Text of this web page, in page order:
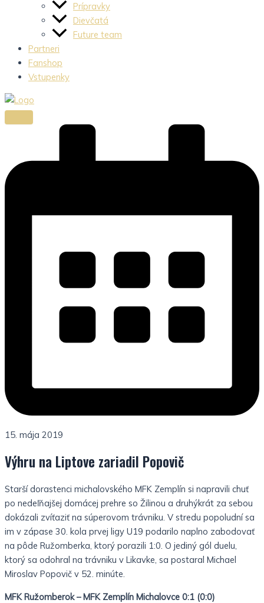
Prípravky
Dievčatá
Future team
Partneri
Fanshop
Vstupenky
15. mája 2019
Výhru na Liptove zariadil Popovič
Starší dorastenci michalovského MFK Zemplín si napravili chuť
po nedeľňajšej domácej prehre so Žilinou a druhýkrát za sebou
dokázali zvíťaziť na súperovom trávniku. V stredu popoludní sa
im v zápase 30. kola prvej ligy U19 podarilo naplno zabodovať
na pôde Ružomberka, ktorý porazili 1:0. O jediný gól duelu,
ktorý sa odohral na trávniku v Likavke, sa postaral Michael
Miroslav Popovič v 52. minúte.
MFK Ružomberok – MFK Zemplín Michalovce 0:1 (0:0)